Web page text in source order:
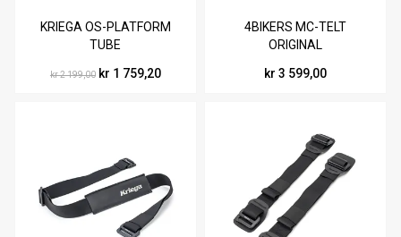
KRIEGA OS-PLATFORM
TUBE
kr 2 199,00 kr 1 759,20
4BIKERS MC-TELT
ORIGINAL
kr 3 599,00